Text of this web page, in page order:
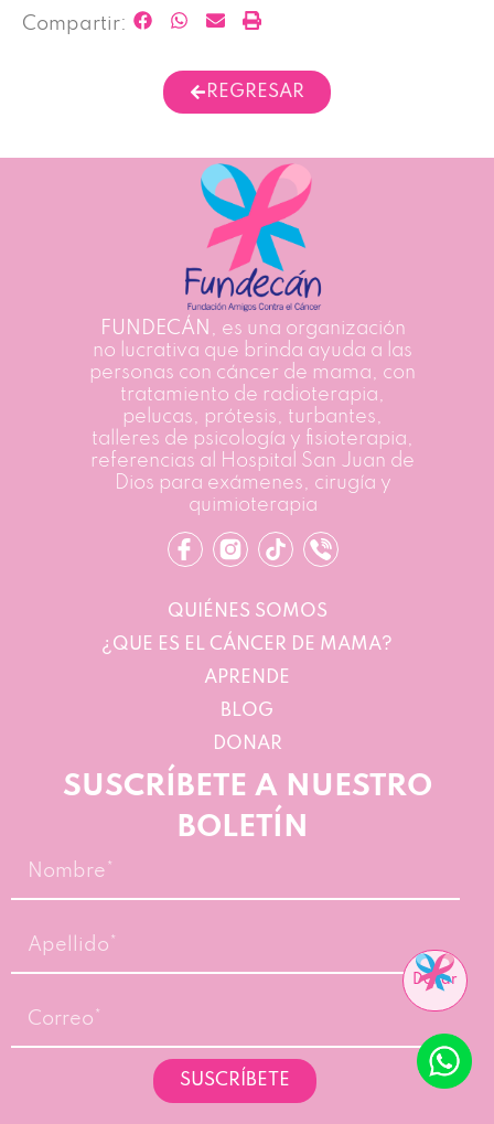
Compartir:
REGRESAR
FUNDECÁN , es una organización
no lucrativa que brinda ayuda a las
personas con cáncer de mama, con
tratamiento de radioterapia,
pelucas, prótesis, turbantes,
talleres de psicología y fisioterapia,
referencias al Hospital San Juan de
Dios para exámenes, cirugía y
quimioterapia
QUIÉNES SOMOS
¿QUE ES EL CÁNCER DE MAMA?
APRENDE
BLOG
DONAR
SUSCRÍBETE A NUESTRO
BOLETÍN
Nombre*
Apellido*
Correo*
SUSCRÍBETE
Donar